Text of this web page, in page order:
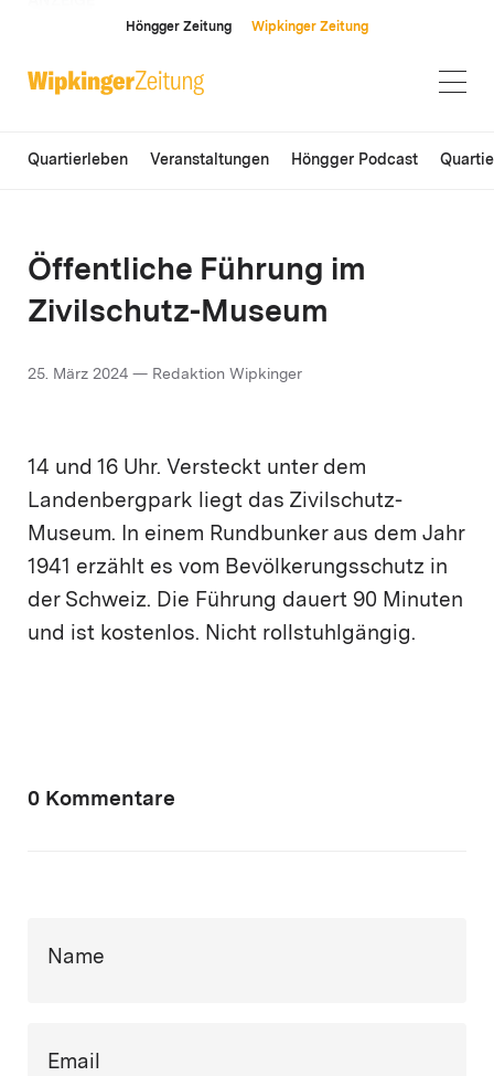
Höngger Zeitung Wipkinger Zeitung
Quartierleben Veranstaltungen Höngger Podcast
Öffentliche Führung im
Zivilschutz-Museum
25. März 2024 — Redaktion Wipkinger
14 und 16 Uhr. Versteckt unter dem
Landenbergpark liegt das Zivilschutz-
Museum. In einem Rundbunker aus dem Jahr
1941 erzählt es vom Bevölkerungsschutz in
der Schweiz. Die Führung dauert 90 Minuten
und ist kostenlos. Nicht rollstuhlgängig.
0 Kommentare
Name
Email